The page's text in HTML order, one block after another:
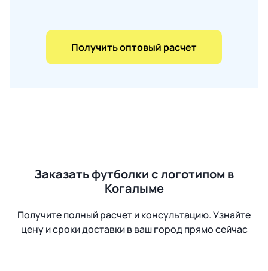
Получить оптовый расчет
Заказать футболки с логотипом в
Когалыме
Получите полный расчет и консультацию. Узнайте
цену и сроки доставки в ваш город прямо сейчас